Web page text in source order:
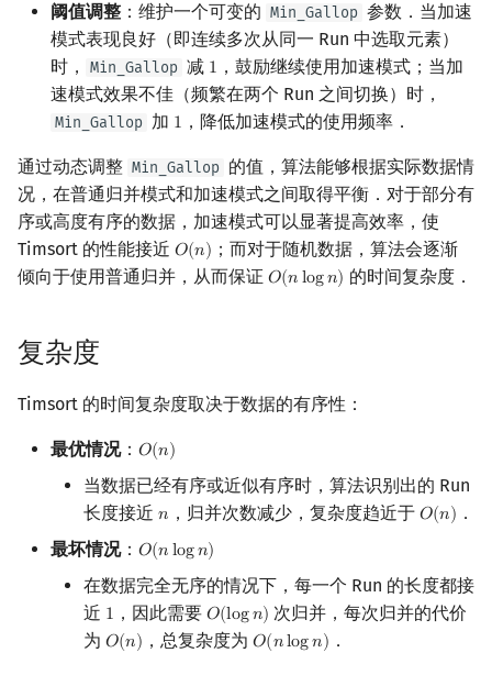
阈值调整 ：维护一个可变的 Min_Gallop 参数．当加速
模式表现良好（即连续多次从同一 Run 中选取元素）
时，
Min_Gallop 减 1
1 ，鼓励继续使用加速模式；当加
速模式效果不佳（频繁在两个 Run 之间切换）时，
Min_Gallop 加 1
1 ，降低加速模式的使用频率．
通过动态调整 Min_Gallop 的值，算法能够根据实际数据情
况，在普通归并模式和加速模式之间取得平衡．对于部分有
序或高度有序的数据，加速模式可以显著提高效率，使
Timsort 的性能接近 𝑂(𝑛)
O(n) ；而对于随机数据，算法会逐渐
倾向于使用普通归并，从而保证 𝑂(𝑛log𝑛)
O(nlogn) 的时间复杂度．
复杂度
Timsort 的时间复杂度取决于数据的有序性：
最优情况： 𝑂(𝑛)
O(n)
当数据已经有序或近似有序时，算法识别出的 Run
长度接近 𝑛
n ，归并次数减少，复杂度趋近于 𝑂(𝑛)
O(n)
．
最坏情况： 𝑂(𝑛log𝑛)
O(nlogn)
在数据完全无序的情况下，每一个 Run 的长度都接
近 1
1 ，因此需要 𝑂(log𝑛)
O(logn) 次归并，每次归并的代价
为 𝑂(𝑛)
O(n) ，总复杂度为𝑂(𝑛log𝑛)
O(nlogn) ．